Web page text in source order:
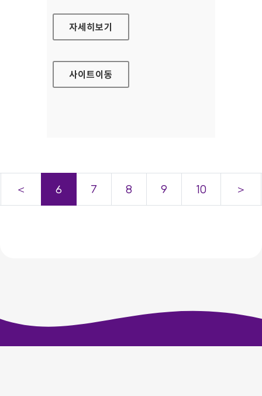
규제정보포털
자세히보기
사이트이동
＜ 6 7 8 9 10 ＞